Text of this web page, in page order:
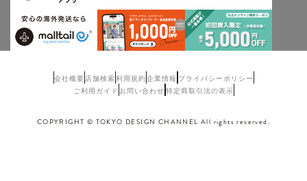
会社概要 店舗検索利用規約企業情報 プライバシーポリシー
ご利用ガイド お問い合わせ 特定商取引法の表示
COPYRIGHT © TOKYO DESIGN CHANNEL All rights reserved.